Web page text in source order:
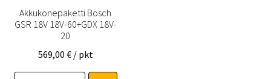
Akkukonepaketti Bosch
GSR 18V 18V-60+GDX 18V-
20
569,00 € / pkt